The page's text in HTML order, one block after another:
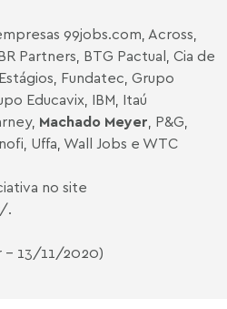
99jobs.com, Across,
Partners, BTG Pactual, Cia de
Fundatec, Grupo
Educavix, IBM, Itaú
Machado Meyer, P&G,
Uffa, Wall Jobs e WTC
no site
.
- 13/11/2020)